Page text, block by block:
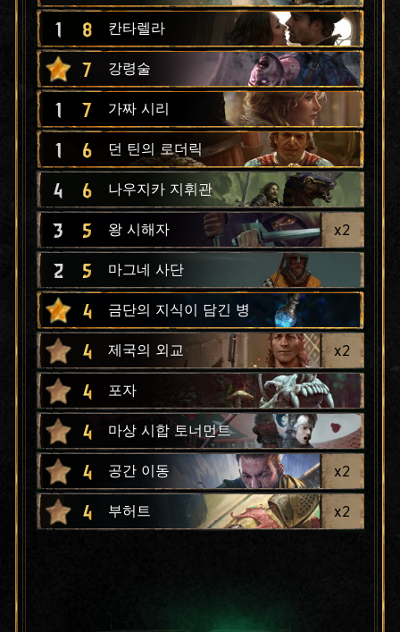
1 8 칸타렐라
7 강령술
1 7 가짜 시리
1 6 던 틴의 로더릭
4 6 나우지카 지휘관
3 5 왕 시해자 x2
2 5 마그네 사단
4 금단의 지식이 담긴 병
4 제국의 외교 x2
4 포자
4 마상 시합 토너먼트
4 공간 이동 x2
4 부허트 x2